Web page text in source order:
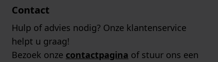
Contact
Hulp of advies nodig? Onze klantenservice
helpt u graag!
Bezoek onze contactpagina of stuur ons een